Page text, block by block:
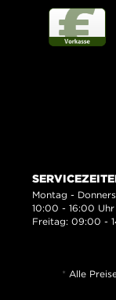
Montag -
10:00 - 16:00 Uhr
Freitag: 09:00 -
* Alle